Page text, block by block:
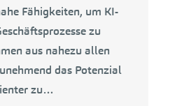
Fähigkeiten, um KI-
zu
aus nahezu allen
das Potenzial
zu…